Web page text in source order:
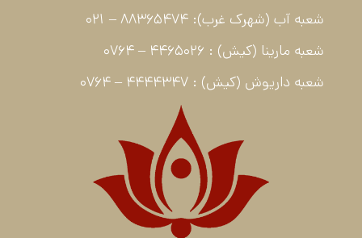
شعبه آب (شهرک غرب): 88365474 – 021
شعبه مارینا (کیش) : 4465026 – 0764
شعبه داریوش (کیش) : 4444347 – 0764